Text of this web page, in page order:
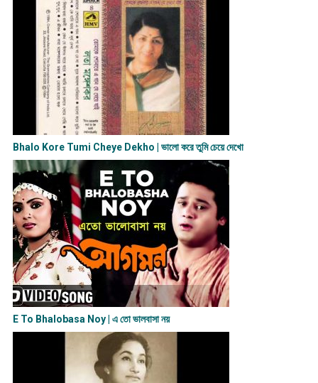
Bhalo Kore Tumi Cheye Dekho | ভালো করে তুমি চেয়ে দেখো
E To Bhalobasa Noy | এ তো ভালবাসা ন​য়